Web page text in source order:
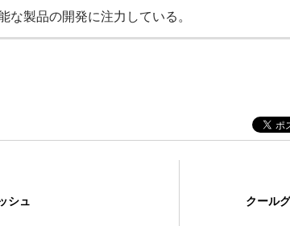
製品の開発に注力している。
シュ
クール